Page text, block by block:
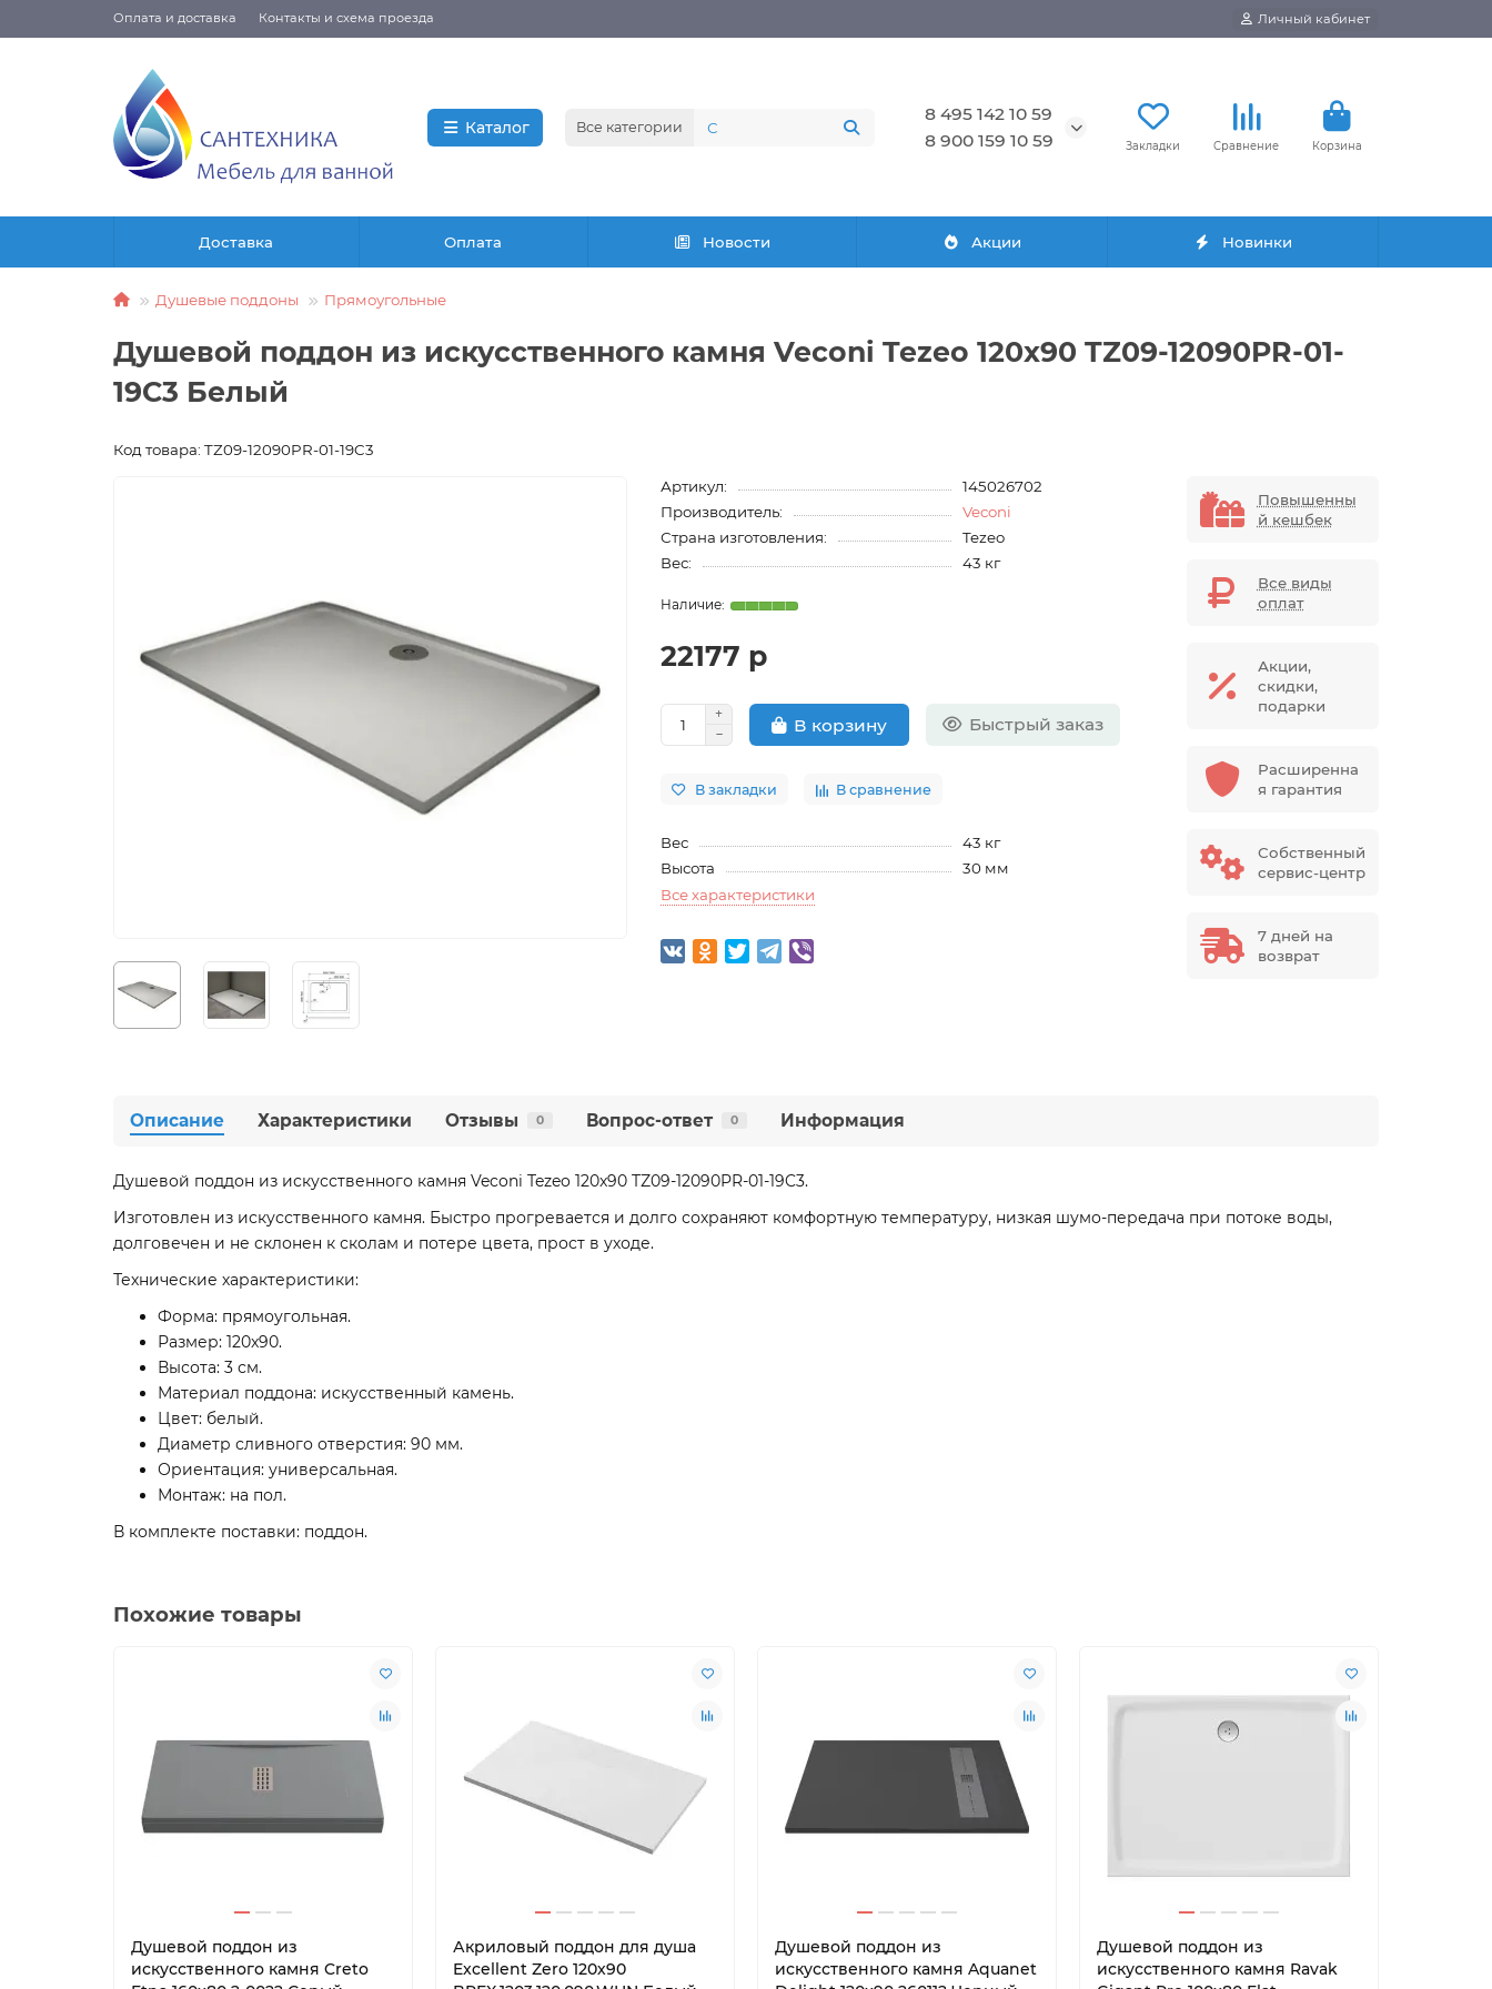
Оплата и доставка Контакты и схема проезда Личный кабинет
Каталог Все категории
8 495 142 10 59
8 900 159 10 59
Закладки Сравнение Корзина
Доставка Оплата Новости Акции Новинки
Душевые поддоны Прямоугольные
Душевой поддон из искусственного камня Veconi Tezeo 120x90 TZ09-12090PR-01-
19C3 Белый
Код товара: TZ09-12090PR-01-19C3
Артикул:
145026702
Производитель:
Veconi
Страна изготовления:
Tezeo
Вес:
43 кг
22177 р
В корзину Быстрый заказ
В закладки В сравнение
Вес
43 кг
Высота
30 мм
Все характеристики
Повышенны
й кешбек
Все виды
оплат
Акции,
скидки,
подарки
Расширенна
я гарантия
Собственный
сервис-центр
7 дней на
возврат
Описание Характеристики Отзывы 0 Вопрос-ответ 0 Информация
Душевой поддон из искусственного камня Veconi Tezeo 120x90 TZ09-12090PR-01-19C3.
Изготовлен из искусственного камня. Быстро прогревается и долго сохраняют комфортную температуру, низкая шумо-передача при потоке воды,
долговечен и не склонен к сколам и потере цвета, прост в уходе.
Технические характеристики:
Форма: прямоугольная.
Размер: 120x90.
Высота: 3 см.
Материал поддона: искусственный камень.
Цвет: белый.
Диаметр сливного отверстия: 90 мм.
Ориентация: универсальная.
Монтаж: на пол.
В комплекте поставки: поддон.
Похожие товары
Душевой поддон из
искусственного камня Creto
Акриловый поддон для душа
Excellent Zero 120х90
Душевой поддон из
искусственного камня Aquanet
Душевой поддон из
искусственного камня Ravak